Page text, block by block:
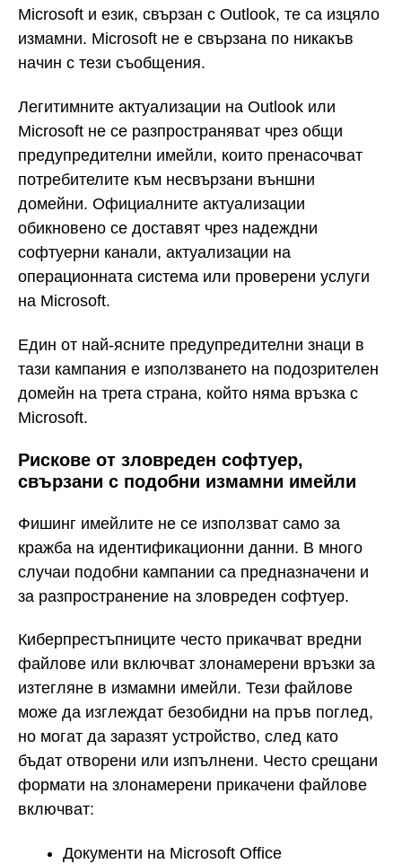
Microsoft и език, свързан с Outlook, те са изцяло
измамни. Microsoft не е свързана по никакъв
начин с тези съобщения.
Легитимните актуализации на Outlook или
Microsoft не се разпространяват чрез общи
предупредителни имейли, които пренасочват
потребителите към несвързани външни
домейни. Официалните актуализации
обикновено се доставят чрез надеждни
софтуерни канали, актуализации на
операционната система или проверени услуги
на Microsoft.
Един от най-ясните предупредителни знаци в
тази кампания е използването на подозрителен
домейн на трета страна, който няма връзка с
Microsoft.
Рискове от зловреден софтуер,
свързани с подобни измамни имейли
Фишинг имейлите не се използват само за
кражба на идентификационни данни. В много
случаи подобни кампании са предназначени и
за разпространение на зловреден софтуер.
Киберпрестъпниците често прикачват вредни
файлове или включват злонамерени връзки за
изтегляне в измамни имейли. Тези файлове
може да изглеждат безобидни на пръв поглед,
но могат да заразят устройство, след като
бъдат отворени или изпълнени. Често срещани
формати на злонамерени прикачени файлове
включват:
Документи на Microsoft Office